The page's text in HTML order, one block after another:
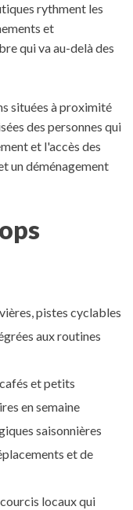
rythment les
et
qui va au-delà des
situées à proximité
des personnes qui
et l'accès des
un déménagement
pistes cyclables
aux routines
et petits
en semaine
saisonnières
et de
locaux qui